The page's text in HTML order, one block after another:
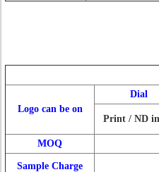
Logo can be on
Dial
Print / ND
MOQ
Sample Charge